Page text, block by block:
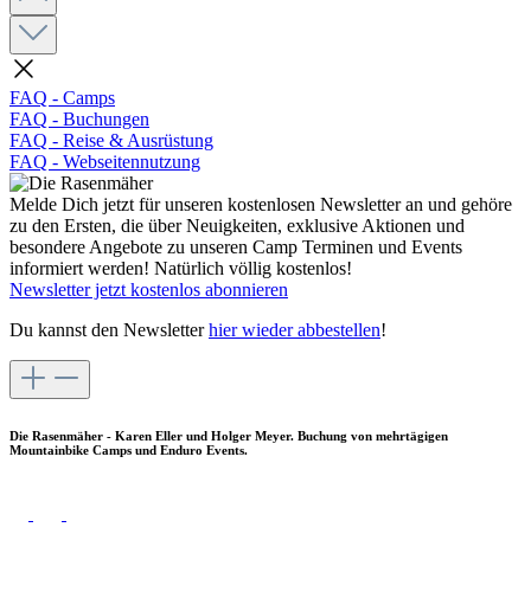
FAQ - Camps
FAQ - Buchungen
FAQ - Reise & Ausrüstung
FAQ - Webseitennutzung
Melde Dich jetzt für unseren kostenlosen Newsletter an und gehöre
zu den Ersten, die über Neuigkeiten, exklusive Aktionen und
besondere Angebote zu unseren Camp Terminen und Events
informiert werden! Natürlich völlig kostenlos!
Newsletter jetzt kostenlos abonnieren
Du kannst den Newsletterhier wieder abbestellen!
Die Rasenmäher - Karen Eller und Holger Meyer. Buchung von mehrtägigen
Mountainbike Camps und Enduro Events.